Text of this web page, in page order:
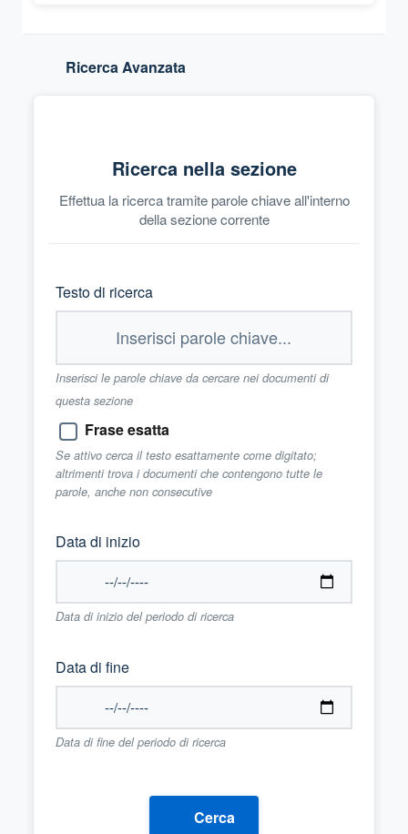
Ricerca Avanzata
Ricerca nella sezione
Effettua la ricerca tramite parole chiave all'interno
della sezione corrente
Testo di ricerca
Inserisci le parole chiave da cercare nei documenti di
questa sezione
Frase esatta
Se attivo cerca il testo esattamente come digitato;
altrimenti trova i documenti che contengono tutte le
parole, anche non consecutive
Data di inizio
Data di inizio del periodo di ricerca
Data di fine
Data di fine del periodo di ricerca
Cerca